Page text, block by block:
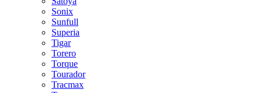
Sonix
Sunfull
Superia
Tigar
Torero
Torque
Tourador
Tracmax